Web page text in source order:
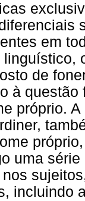
em
de
à
próprio.
uma
incluindo